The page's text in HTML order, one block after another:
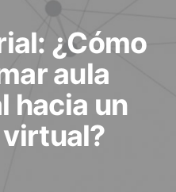
¿Cómo
aula
hacia un